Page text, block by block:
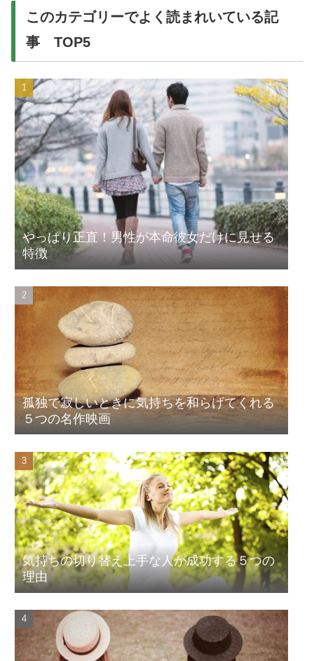
このカテゴリーでよく読まれいている記
事 TOP5
やっぱり正直！男性が本命彼女だけに見せる
特徴
孤独で寂しいときに気持ちを和らげてくれる
５つの名作映画
気持ちの切り替え上手な人が成功する５つの
理由